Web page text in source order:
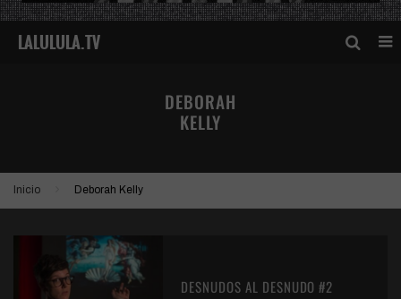
DEBORAH
KELLY
Inicio Deborah Kelly
DESNUDOS AL DESNUDO #2